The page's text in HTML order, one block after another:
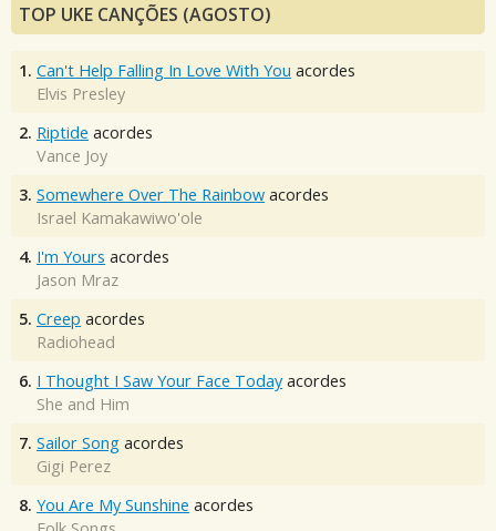
TOP UKE CANÇÕES (AGOSTO)
1. Can't Help Falling In Love With You acordes
Elvis Presley
2. Riptide acordes
Vance Joy
3. Somewhere Over The Rainbow acordes
Israel Kamakawiwo'ole
4. I'm Yours acordes
Jason Mraz
5. Creep acordes
Radiohead
6. I Thought I Saw Your Face Today acordes
She and Him
7. Sailor Song acordes
Gigi Perez
8. You Are My Sunshine acordes